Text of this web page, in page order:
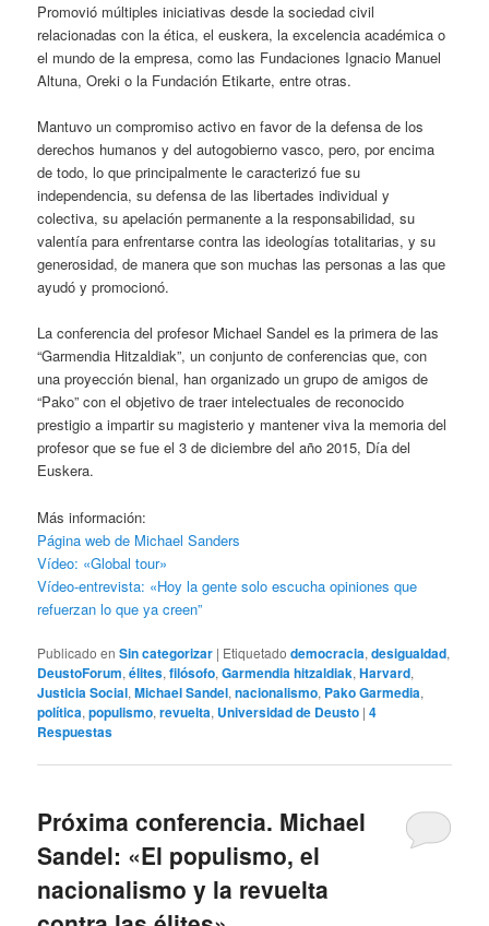
Promovió múltiples iniciativas desde la sociedad civil
relacionadas con la ética, el euskera, la excelencia académica o
el mundo de la empresa, como las Fundaciones Ignacio Manuel
Altuna, Oreki o la Fundación Etikarte, entre otras.
Mantuvo un compromiso activo en favor de la defensa de los
derechos humanos y del autogobierno vasco, pero, por encima
de todo, lo que principalmente le caracterizó fue su
independencia, su defensa de las libertades individual y
colectiva, su apelación permanente a la responsabilidad, su
valentía para enfrentarse contra las ideologías totalitarias, y su
generosidad, de manera que son muchas las personas a las que
ayudó y promocionó.
La conferencia del profesor Michael Sandel es la primera de las
“Garmendia Hitzaldiak”, un conjunto de conferencias que, con
una proyección bienal, han organizado un grupo de amigos de
“Pako” con el objetivo de traer intelectuales de reconocido
prestigio a impartir su magisterio y mantener viva la memoria del
profesor que se fue el 3 de diciembre del año 2015, Día del
Euskera.
Más información:
Página web de Michael Sanders
Vídeo: «Global tour»
Vídeo-entrevista: «Hoy la gente solo escucha opiniones que
refuerzan lo que ya creen”
Publicado en Sin categorizar | Etiquetado democracia,desigualdad,
DeustoForum,élites,filósofo,Garmendia hitzaldiak,Harvard,
Justicia Social,Michael Sandel,nacionalismo, Pako Garmedia,
política,populismo,revuelta, Universidad de Deusto |4
Respuestas
Próxima conferencia. Michael
Sandel: «El populismo, el
nacionalismo y la revuelta